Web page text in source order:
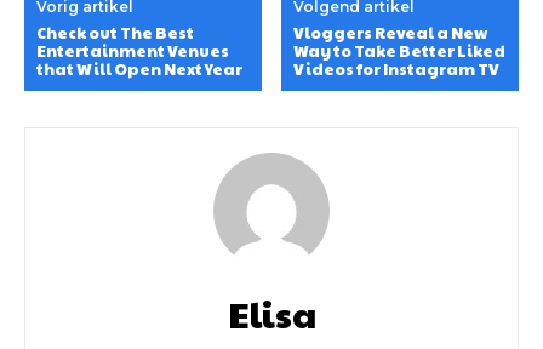
Vorig artikel
Check out The Best
Entertainment Venues
that Will Open Next Year
Volgend artikel
Vloggers Reveal a New
Way to Take Better Liked
Videos for Instagram TV
Elisa